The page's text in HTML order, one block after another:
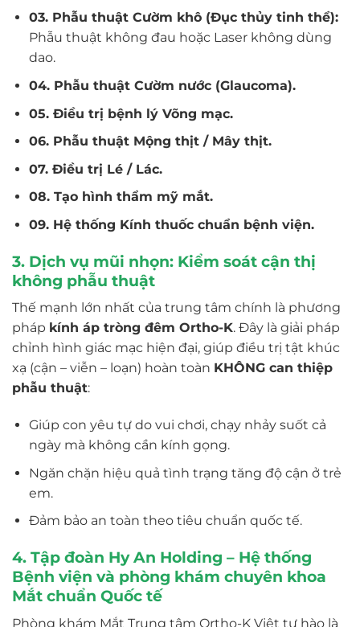
03. Phẫu thuật Cườm khô (Đục thủy tinh thể):
Phẫu thuật không đau hoặc Laser không dùng
dao.
04. Phẫu thuật Cườm nước (Glaucoma).
05. Điều trị bệnh lý Võng mạc.
06. Phẫu thuật Mộng thịt / Mây thịt.
07. Điều trị Lé / Lác.
08. Tạo hình thẩm mỹ mắt.
09. Hệ thống Kính thuốc chuẩn bệnh viện.
3. Dịch vụ mũi nhọn: Kiểm soát cận thị
không phẫu thuật
Thế mạnh lớn nhất của trung tâm chính là phương
pháp kính áp tròng đêm Ortho-K. Đây là giải pháp
chỉnh hình giác mạc hiện đại, giúp điều trị tật khúc
xạ (cận – viễn – loạn) hoàn toàn KHÔNG can thiệp
phẫu thuật:
Giúp con yêu tự do vui chơi, chạy nhảy suốt cả
ngày mà không cần kính gọng.
Ngăn chặn hiệu quả tình trạng tăng độ cận ở trẻ
em.
Đảm bảo an toàn theo tiêu chuẩn quốc tế.
4. Tập đoàn Hy An Holding – Hệ thống
Bệnh viện và phòng khám chuyên khoa
Mắt chuẩn Quốc tế
Phòng khám Mắt Trung tâm Ortho-K Việt tự hào là